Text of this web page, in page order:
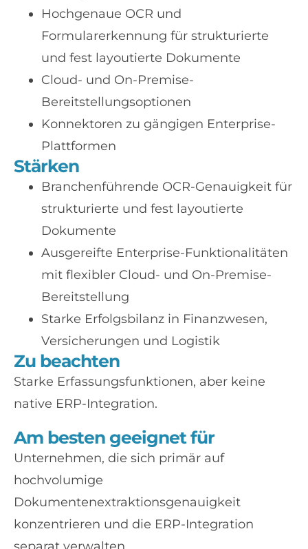
Hochgenaue OCR und
Formularerkennung für strukturierte
und fest layoutierte Dokumente
Cloud- und On-Premise-
Bereitstellungsoptionen
Konnektoren zu gängigen Enterprise-
Plattformen
Stärken
Branchenführende OCR-Genauigkeit für
strukturierte und fest layoutierte
Dokumente
Ausgereifte Enterprise-Funktionalitäten
mit flexibler Cloud- und On-Premise-
Bereitstellung
Starke Erfolgsbilanz in Finanzwesen,
Versicherungen und Logistik
Zu beachten
Starke Erfassungsfunktionen, aber keine
native ERP-Integration.
Am besten geeignet für
Unternehmen, die sich primär auf
hochvolumige
Dokumentenextraktionsgenauigkeit
konzentrieren und die ERP-Integration